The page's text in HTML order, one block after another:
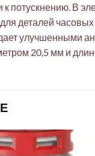
к потускнению. В
деталей
улучшенными
20,5 мм и